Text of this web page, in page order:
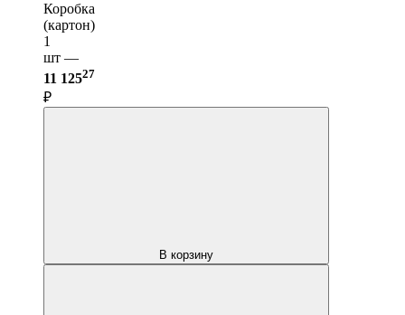
Коробка
(картон)
1
шт —
11 12527
₽
В корзину